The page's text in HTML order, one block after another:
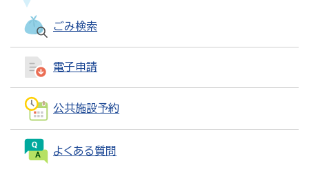
ごみ検索
電子申請
公共施設予約
よくある質問